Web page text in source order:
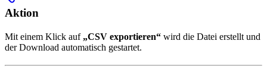
Aktion
Mit einem Klick auf „CSV exportieren“ wird die Datei erstellt und
der Download automatisch gestartet.